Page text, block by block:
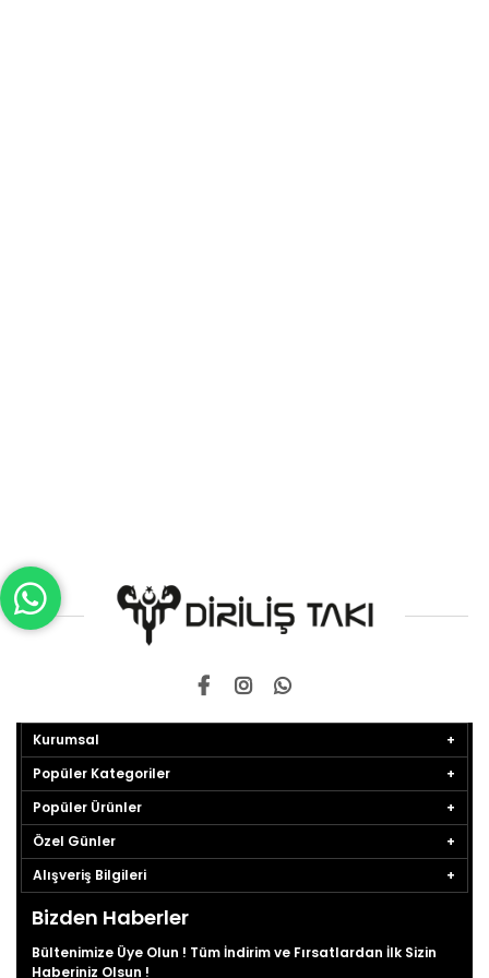
Kurumsal
Popüler Kategoriler
Popüler Ürünler
Özel Günler
Alışveriş Bilgileri
Bizden Haberler
Bültenimize Üye Olun ! Tüm İndirim ve Fırsatlardan İlk Sizin
Haberiniz Olsun !